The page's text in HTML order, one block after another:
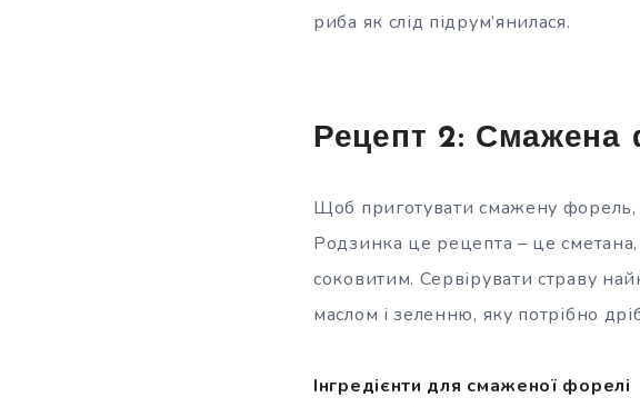
риба як слід підрум’янилася.
Рецепт 2: Смажена
Щоб приготувати смажену форель,
Родзинка це рецепта – це сметана,
соковитим. Сервірувати страву
маслом і зеленню, яку потрібно
Інгредієнти для смаженої форелі